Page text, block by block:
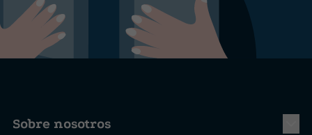
Sobre nosotros